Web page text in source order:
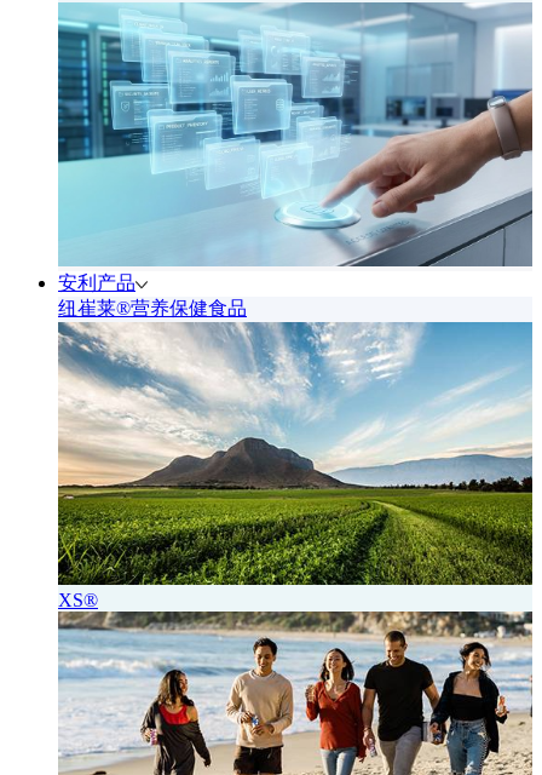
安利产品
纽崔莱®营养保健食品
XS®